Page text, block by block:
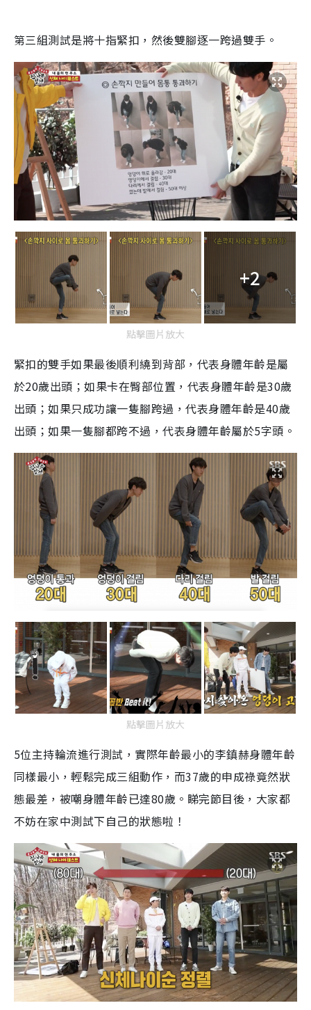
第三組測試是將十指緊扣，然後雙腳逐一跨過雙手。
+2
點擊圖片放大
緊扣的雙手如果最後順利繞到背部，代表身體年齡是屬
於20歲出頭；如果卡在臀部位置，代表身體年齡是30歲
出頭；如果只成功讓一隻腳跨過，代表身體年齡是40歲
出頭；如果一隻腳都跨不過，代表身體年齡屬於5字頭。
點擊圖片放大
5位主持輪流進行測試，實際年齡最小的李鎮赫身體年齡
同樣最小，輕鬆完成三組動作，而37歲的申成祿竟然狀
態最差，被嘲身體年齡已達80歲。睇完節目後，大家都
不妨在家中測試下自己的狀態啦！